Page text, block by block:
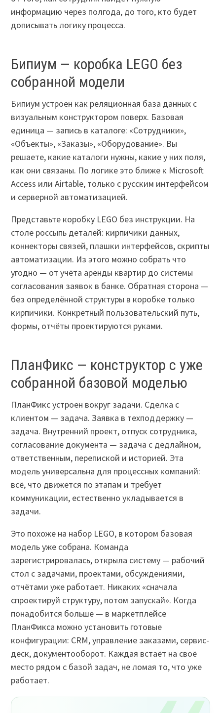
информацию через полгода, до того, кто будет
дописывать логику процесса.
Бипиум — коробка LEGO без
собранной модели
Бипиум устроен как реляционная база данных с
визуальным конструктором поверх. Базовая
единица — запись в каталоге: «Сотрудники»,
«Объекты», «Заказы», «Оборудование». Вы
решаете, какие каталоги нужны, какие у них поля,
как они связаны. По логике это ближе к Microsoft
Access или Airtable, только с русским интерфейсом
и серверной автоматизацией.
Представьте коробку LEGO без инструкции. На
столе россыпь деталей: кирпичики данных,
коннекторы связей, плашки интерфейсов, скрипты
автоматизации. Из этого можно собрать что
угодно — от учёта аренды квартир до системы
согласования заявок в банке. Обратная сторона —
без определённой структуры в коробке только
кирпичики. Конкретный пользовательский путь,
формы, отчёты проектируются руками.
ПланФикс — конструктор с уже
собранной базовой моделью
ПланФикс устроен вокруг задачи. Сделка с
клиентом — задача. Заявка в техподдержку —
задача. Внутренний проект, отпуск сотрудника,
согласование документа — задача с дедлайном,
ответственным, перепиской и историей. Эта
модель универсальна для процессных компаний:
всё, что движется по этапам и требует
коммуникации, естественно укладывается в
задачи.
Это похоже на набор LEGO, в котором базовая
модель уже собрана. Команда
зарегистрировалась, открыла систему — рабочий
стол с задачами, проектами, обсуждениями,
отчётами уже работает. Никаких «сначала
спроектируй структуру, потом запускай». Когда
понадобится больше — в маркетплейсе
ПланФикса можно установить готовые
конфигурации: CRM, управление заказами, сервис-
деск, документооборот. Каждая встаёт на своё
место рядом с базой задач, не ломая то, что уже
работает.